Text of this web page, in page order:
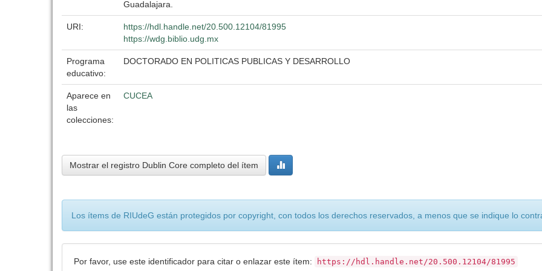
Guadalajara.
URI:
https://hdl.handle.net/20.500.12104/81995
https://wdg.biblio.udg.mx
Programa
educativo:
DOCTORADO EN POLITICAS PUBLICAS Y DESARROLLO
Aparece en
las
colecciones:
CUCEA
Mostrar el registro Dublin Core completo del ítem
Los ítems de RIUdeG están protegidos por copyright, con todos los derechos reservados, a menos que se indique lo
Por favor, use este identificador para citar o enlazar este ítem: https://hdl.handle.net/20.500.12104/81995